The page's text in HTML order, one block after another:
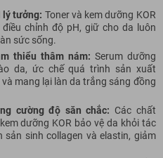
lý tưởng: Toner và kem dưỡng KOR
chỉnh độ pH, giữ cho da luôn
sức sống.
thiểu thâm nám: Serum dưỡng
da, ức chế quá trình sản xuất
mang lại làn da trắng sáng đồng
cường độ săn chắc: Các chất
dưỡng KOR bảo vệ da khỏi tác
sinh collagen và elastin, giảm